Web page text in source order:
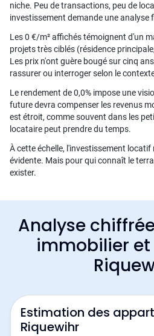
niche. Peu de transactions, peu de
investissement demande une analyse
Les 0 €/m² affichés témoignent d'un
projets très ciblés (résidence
Les prix n'ont guère bougé sur cinq
rassurer ou interroger selon le
Le rendement de 0,0% impose une
future devra compenser les revenus
est étroit, comme souvent dans les
locataire peut prendre du temps.
À cette échelle, l'investissement
évidente. Mais pour qui connaît le
exister.
Analyse
immobilier
Estimation des
Riquewihr